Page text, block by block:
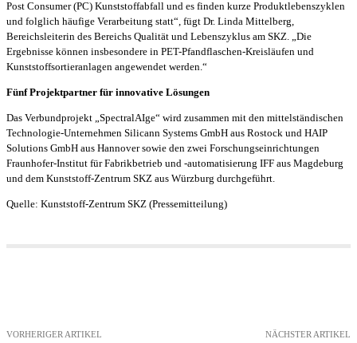
Post Consumer (PC) Kunststoffabfall und es finden kurze Produktlebenszyklen
und folglich häufige Verarbeitung statt“, fügt Dr. Linda Mittelberg,
Bereichsleiterin des Bereichs Qualität und Lebenszyklus am SKZ. „Die
Ergebnisse können insbesondere in PET-Pfandflaschen-Kreisläufen und
Kunststoffsortieranlagen angewendet werden.“
Fünf Projektpartner für innovative Lösungen
Das Verbundprojekt „SpectralAIge“ wird zusammen mit den mittelständischen
Technologie-Unternehmen Silicann Systems GmbH aus Rostock und HAIP
Solutions GmbH aus Hannover sowie den zwei Forschungseinrichtungen
Fraunhofer-Institut für Fabrikbetrieb und -automatisierung IFF aus Magdeburg
und dem Kunststoff-Zentrum SKZ aus Würzburg durchgeführt.
Quelle: Kunststoff-Zentrum SKZ (Pressemitteilung)
VORHERIGER ARTIKEL NÄCHSTER ARTIKEL